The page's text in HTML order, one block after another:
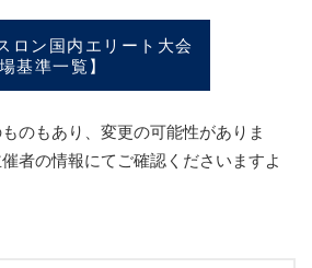
ロン国内エリート大会
基準一覧】
のもあり、変更の可能性がありま
者の情報にてご確認くださいますよ